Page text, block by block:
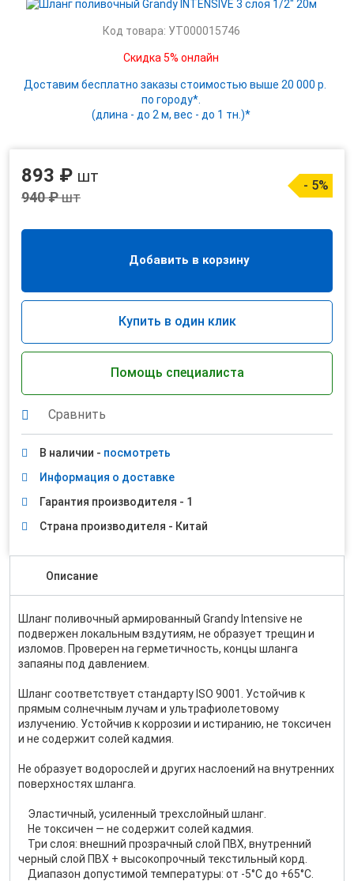
Код товара: УТ000015746
Скидка 5% онлайн
Доставим бесплатно заказы стоимостью выше 20 000 р.
по городу*.
(длина - до 2 м, вес - до 1 тн.)*
893 ₽ шт
940 ₽шт
- 5%
Добавить в корзину
Купить в один клик
Помощь специалиста
Сравнить
В наличии - посмотреть
Информация о доставке
Гарантия производителя - 1
Страна производителя - Китай
Описание
Шланг поливочный армированный Grandy Intensive не
подвержен локальным вздутиям, не образует трещин и
изломов. Проверен на герметичность, концы шланга
запаяны под давлением.
Шланг соответствует стандарту ISO 9001. Устойчив к
прямым солнечным лучам и ультрафиолетовому
излучению. Устойчив к коррозии и истиранию, не токсичен
и не содержит солей кадмия.
Не образует водорослей и других наслоений на внутренних
поверхностях шланга.
Эластичный, усиленный трехслойный шланг.
Не токсичен — не содержит солей кадмия.
Три слоя: внешний прозрачный слой ПВХ, внутренний
черный слой ПВХ + высокопрочный текстильный корд.
Диапазон допустимой температуры: от -5°С до +65°С.